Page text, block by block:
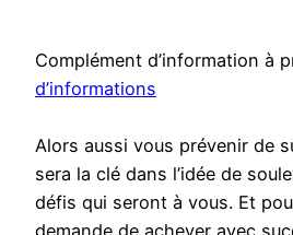
Complément d’information à
d’informations
Alors aussi vous prévenir de
sera la clé dans l’idée de
défis qui seront à vous. Et